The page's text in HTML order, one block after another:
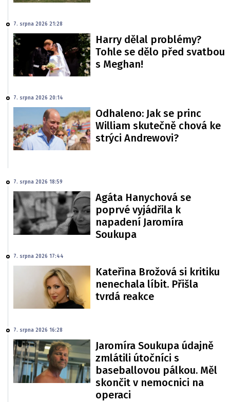
7. srpna 2026 21:28
Harry dělal problémy?
Tohle se dělo před svatbou
s Meghan!
7. srpna 2026 20:14
Odhaleno: Jak se princ
William skutečně chová ke
strýci Andrewovi?
7. srpna 2026 18:59
Agáta Hanychová se
poprvé vyjádřila k
napadení Jaromíra
Soukupa
7. srpna 2026 17:44
Kateřina Brožová si kritiku
nenechala líbit. Přišla
tvrdá reakce
7. srpna 2026 16:28
Jaromíra Soukupa údajně
zmlátili útočníci s
baseballovou pálkou. Měl
skončit v nemocnici na
operaci